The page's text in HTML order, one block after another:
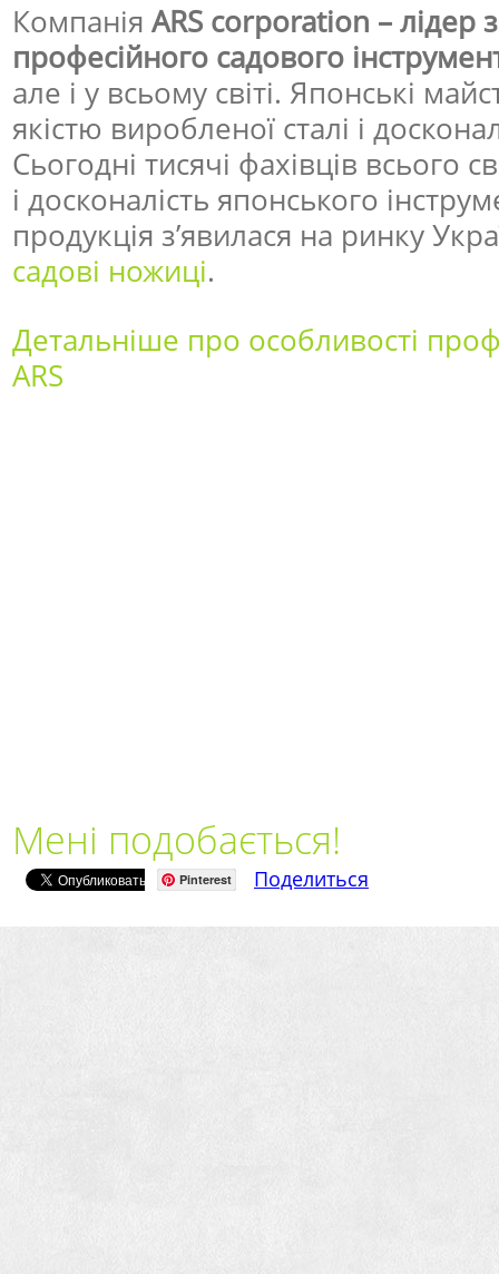
Компанія ARS corporation – лідер
професійного садового
але і у всьому світі. Японські
якістю виробленої сталі і
Сьогодні тисячі фахівців всього
і досконалість японського
продукція з’явилася на ринку
садові ножиці.
Детальніше про особливості
ARS
Мені подобається!
Pinterest Поделиться